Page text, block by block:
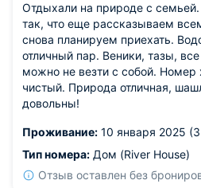
Отдыхали на природе с
так, что еще рассказываем
снова планируем приехать.
отличный пар. Веники, тазы, все
можно не везти с собой.
чистый. Природа отличная,
довольны!
Проживание: 10 января 2025
Тип номера: Дом (River House)
Отзыв оставлен без